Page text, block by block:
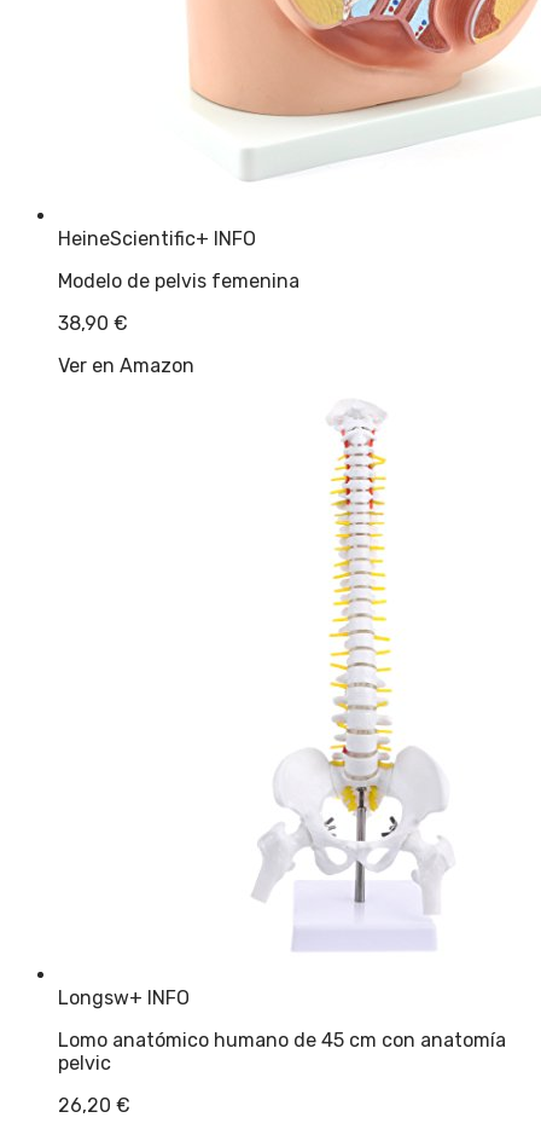
HeineScientific+ INFO
Modelo de pelvis femenina
38,90 €
Ver en Amazon
Longsw+ INFO
Lomo anatómico humano de 45 cm con anatomía
pelvic
26,20 €